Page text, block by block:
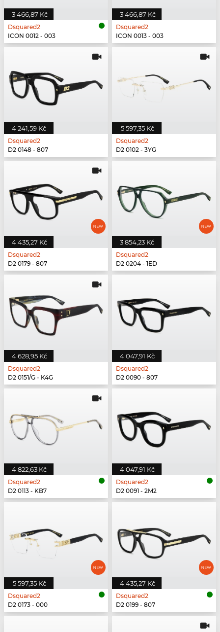
3 466,87 Kč
Dsquared2
ICON 0012 - 003
3 466,87 Kč
Dsquared2
ICON 0013 - 003
4 241,59 Kč
Dsquared2
D2 0148 - 807
5 597,35 Kč
Dsquared2
D2 0102 - 3YG
4 435,27 Kč
Dsquared2
D2 0179 - 807
3 854,23 Kč
Dsquared2
D2 0204 - 1ED
4 628,95 Kč
Dsquared2
D2 0151/G - K4G
4 047,91 Kč
Dsquared2
D2 0090 - 807
4 822,63 Kč
Dsquared2
D2 0113 - KB7
4 047,91 Kč
Dsquared2
D2 0091 - 2M2
5 597,35 Kč
Dsquared2
D2 0173 - 000
4 435,27 Kč
Dsquared2
D2 0199 - 807